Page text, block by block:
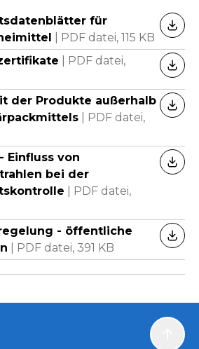
für
PDF datei, 115 KB
PDF datei,
der Produkte außerhalb
PDF datei,
Einfluss von
bei der
PDF datei,
- öffentliche
PDF datei, 391 KB